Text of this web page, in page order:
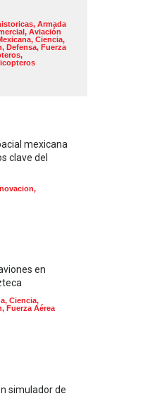
, Armada
, Aviación
, Ciencia,
, Defensa, Fuerza
,
mexicana
clave del
,
en
, Ciencia,
, Fuerza Aérea
simulador de